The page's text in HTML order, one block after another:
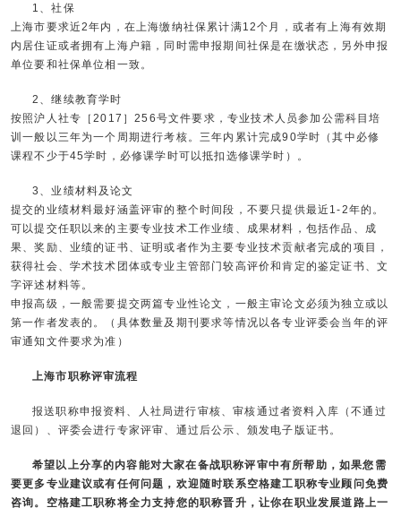
1、社保
上海市要求近2年内，在上海缴纳社保累计满12个月，或者有上海有效期
内居住证或者拥有上海户籍，同时需申报期间社保是在缴状态，另外申报
单位要和社保单位相一致。
2、继续教育学时
按照沪人社专［2017］256号文件要求，专业技术人员参加公需科目培
训一般以三年为一个周期进行考核。三年内累计完成90学时（其中必修
课程不少于45学时，必修课学时可以抵扣选修课学时）。
3、业绩材料及论文
提交的业绩材料最好涵盖评审的整个时间段，不要只提供最近1-2年的。
可以提交任职以来的主要专业技术工作业绩、成果材料，包括作品、成
果、奖励、业绩的证书、证明或者作为主要专业技术贡献者完成的项目，
获得社会、学术技术团体或专业主管部门较高评价和肯定的鉴定证书、文
字评述材料等。
申报高级，一般需要提交两篇专业性论文，一般主审论文必须为独立或以
第一作者发表的。（具体数量及期刊要求等情况以各专业评委会当年的评
审通知文件要求为准）
上海市职称评审流程
报送职称申报资料、人社局进行审核、审核通过者资料入库（不通过
退回）、评委会进行专家评审、通过后公示、颁发电子版证书。
希望以上分享的内容能对大家在备战职称评审中有所帮助，如果您需
要更多专业建议或有任何问题，欢迎随时联系空格建工职称专业顾问免费
咨询。空格建工职称将全力支持您的职称晋升，让你在职业发展道路上一